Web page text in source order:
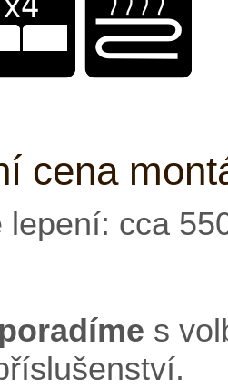
cena
lepení: cca
s